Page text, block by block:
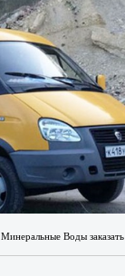
Воды заказать